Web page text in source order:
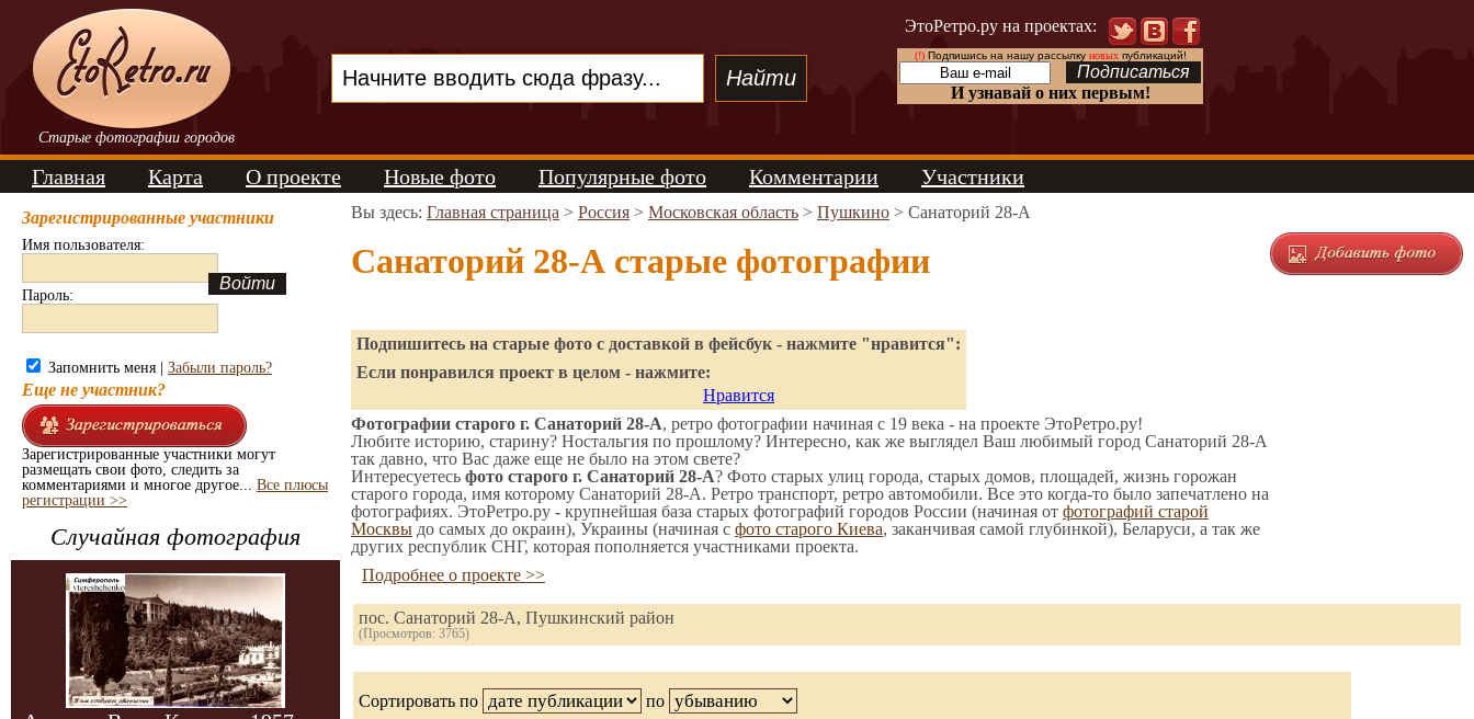
Старые фотографии городов
ЭтоРетро.ру на проектах:
(!)Подпишись на нашу рассылку новыхпубликаций!
И узнавай о них первым!
Главная Карта О проекте Новые фото Популярные фото Комментарии Участники
Зарегистрированные участники
Имя пользователя:
Пароль:
Запомнить меня | Забыли пароль?
Еще не участник?
Зарегистрированные участники могут
размещать свои фото, следить за
комментариями и многое другое... Все плюсы
регистрации >>
Случайная фотография
Вы здесь: Главная страница > Россия > Московская область > Пушкино > Санаторий 28-А
Санаторий 28-А старые фотографии
Подпишитесь на старые фото с доставкой в фейсбук - нажмите "нравится":
Если понравился проект в целом - нажмите:
Нравится
Фотографии старого г. Санаторий 28-А, ретро фотографии начиная с 19 века - на проекте ЭтоРетро.ру!
Любите историю, старину? Ностальгия по прошлому? Интересно, как же выглядел Ваш любимый город Санаторий 28-А
так давно, что Вас даже еще не было на этом свете?
Интересуетесь фото старого г. Санаторий 28-А? Фото старых улиц города, старых домов, площадей, жизнь горожан
старого города, имя которому Санаторий 28-А. Ретро транспорт, ретро автомобили. Все это когда-то было запечатлено на
фотографиях. ЭтоРетро.ру - крупнейшая база старых фотографий городов России (начиная от фотографий старой
Москвы до самых до окраин), Украины (начиная с фото старого Киева, заканчивая самой глубинкой), Беларуси, а так же
других республик СНГ, которая пополняется участниками проекта.
Подробнее о проекте >>
пос. Санаторий 28-А, Пушкинский район
(Просмотров: 3765)
Сортировать по
по